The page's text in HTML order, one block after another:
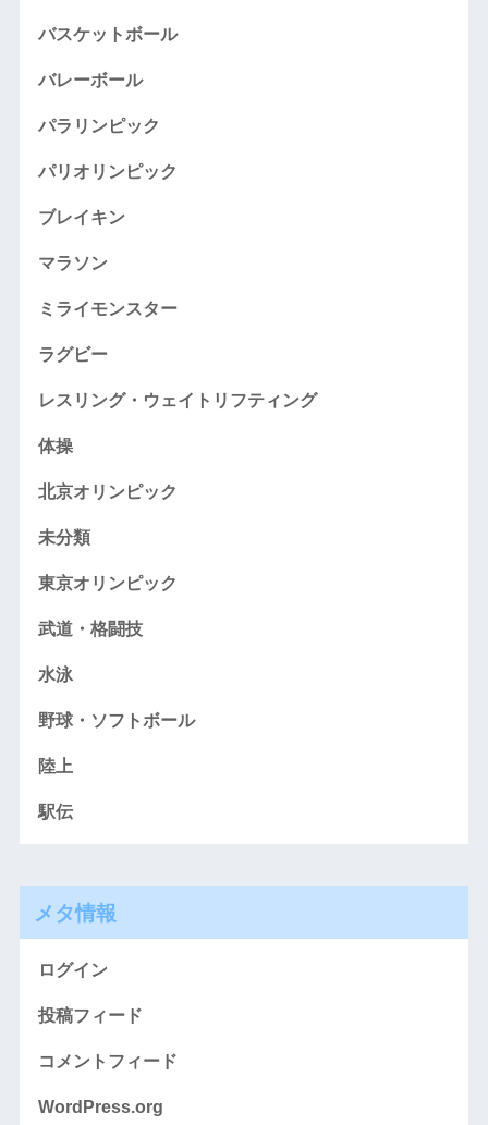
バスケットボール
バレーボール
パラリンピック
パリオリンピック
ブレイキン
マラソン
ミライモンスター
ラグビー
レスリング・ウェイトリフティング
体操
北京オリンピック
未分類
東京オリンピック
武道・格闘技
水泳
野球・ソフトボール
陸上
駅伝
メタ情報
ログイン
投稿フィード
コメントフィード
WordPress.org